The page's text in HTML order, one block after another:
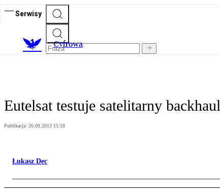
Serwisy
Cyfrowa
Eutelsat testuje satelitarny backhaul
Publikacja: 26.09.2013 15:18
Łukasz Dec